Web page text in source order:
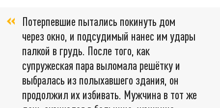
Потерпевшие пытались покинуть дом
через окно, и подсудимый нанес им удары
палкой в грудь. После того, как
супружеская пара выломала решётку и
выбралась из полыхавшего здания, он
продолжил их избивать. Мужчина в тот же